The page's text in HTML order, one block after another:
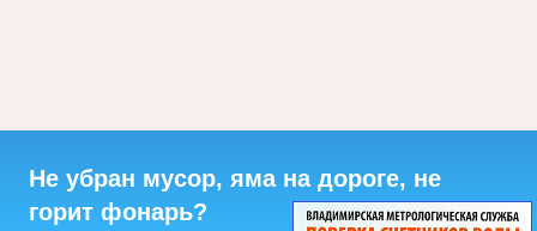
Не убран мусор, яма на дороге, не
горит фонарь?